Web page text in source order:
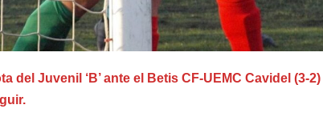
del Juvenil ‘B’ ante el Betis CF-UEMC Cavidel (3-